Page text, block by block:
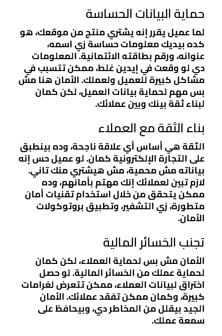
حماية البيانات الحساسة
لما عميل يقرر إنه يشتري منتج من موقعك، هو
كده بيديك معلومات حساسة زي اسمه،
عنوانه، ورقم بطاقته الائتمانية. المعلومات
دي لو وقعت في إيدين غلط، ممكن تتسبب في
مشاكل كبيرة للعميل ولعملك. الأمان هنا مش
بس مهم لحماية بيانات العميل، لكن كمان
لبناء ثقة بينك وبين عملائك.
بناء الثقة مع العملاء
الثقة هي أساس أي علاقة ناجحة، وده بينطبق
على التجارة الإلكترونية كمان. لو عميل حس إنه
بياناته مش محمية، مش هيشتري منك تاني.
لازم تبين لعملائك إنك مهتم بأمانهم، وده
ممكن يتحقق من خلال استخدام تقنيات أمان
متطورة، زي التشفير، وتطبيق بروتوكولات
الأمان.
تجنب الخسائر المالية
الأمان مش بس لحماية العملاء، لكن كمان
لحماية عملك من الخسائر المالية. لو حصل
اختراق لبيانات العملاء، ممكن تتعرض لغرامات
كبيرة، وكمان ممكن تفقد عملائك. الأمان
الجيد بيقلل من المخاطر دي، وبيحافظ على
سمعة عملك.